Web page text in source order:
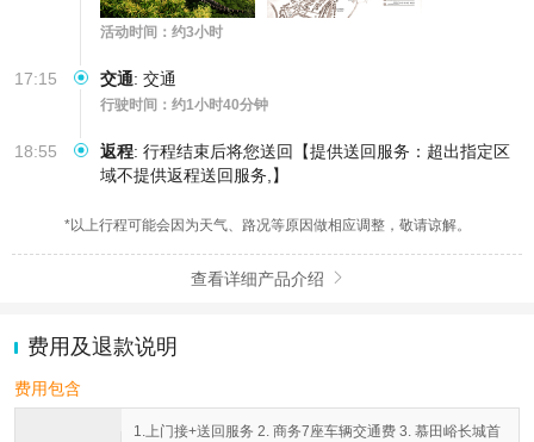
活动时间：约3小时
17:15 交通: 交通
行驶时间：约1小时40分钟
18:55 返程: 行程结束后将您送回【提供送回服务：超出指定区
域不提供返程送回服务,】
*以上行程可能会因为天气、路况等原因做相应调整，敬请谅解。
查看详细产品介绍 
费用及退款说明
费用包含
1.上门接+送回服务 2. 商务7座车辆交通费 3. 慕田峪长城首